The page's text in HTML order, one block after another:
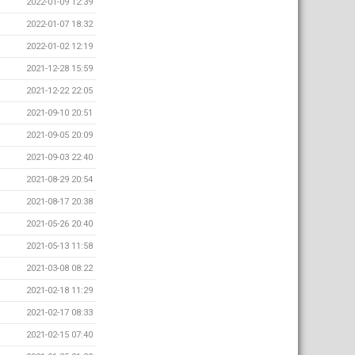
2022-01-07 18:32
2022-01-02 12:19
2021-12-28 15:59
2021-12-22 22:05
2021-09-10 20:51
2021-09-05 20:09
2021-09-03 22:40
2021-08-29 20:54
2021-08-17 20:38
2021-05-26 20:40
2021-05-13 11:58
2021-03-08 08:22
2021-02-18 11:29
2021-02-17 08:33
2021-02-15 07:40